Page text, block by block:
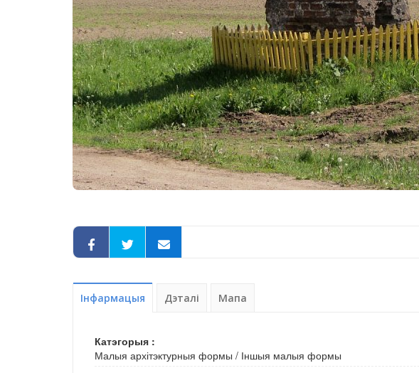
Інфармацыя Дэталі Мапа
Катэгорыя :
Малыя архітэктурныя формы / Іншыя малыя формы